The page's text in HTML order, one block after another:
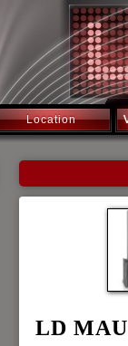
Location
LD